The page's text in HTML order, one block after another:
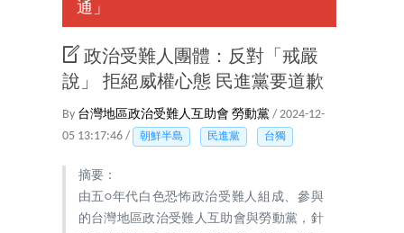
通」
政治受難人團體：反對「戒嚴
說」 拒絕威權心態 民進黨要道歉
By 台灣地區政治受難人互助會 勞動黨 / 2024-12-
05 13:17:46 /
朝鮮半島 民進黨 台獨
摘要：
由五○年代白色恐怖政治受難人組成、參與
的台灣地區政治受難人互助會與勞動黨，針